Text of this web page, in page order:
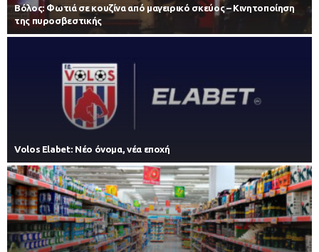
Βόλος: Φωτιά σε κουζίνα από μαγειρικό σκεύος – Κινητοποίηση
της πυροσβεστικής
Volos Elabet: Νέο όνομα, νέα εποχή